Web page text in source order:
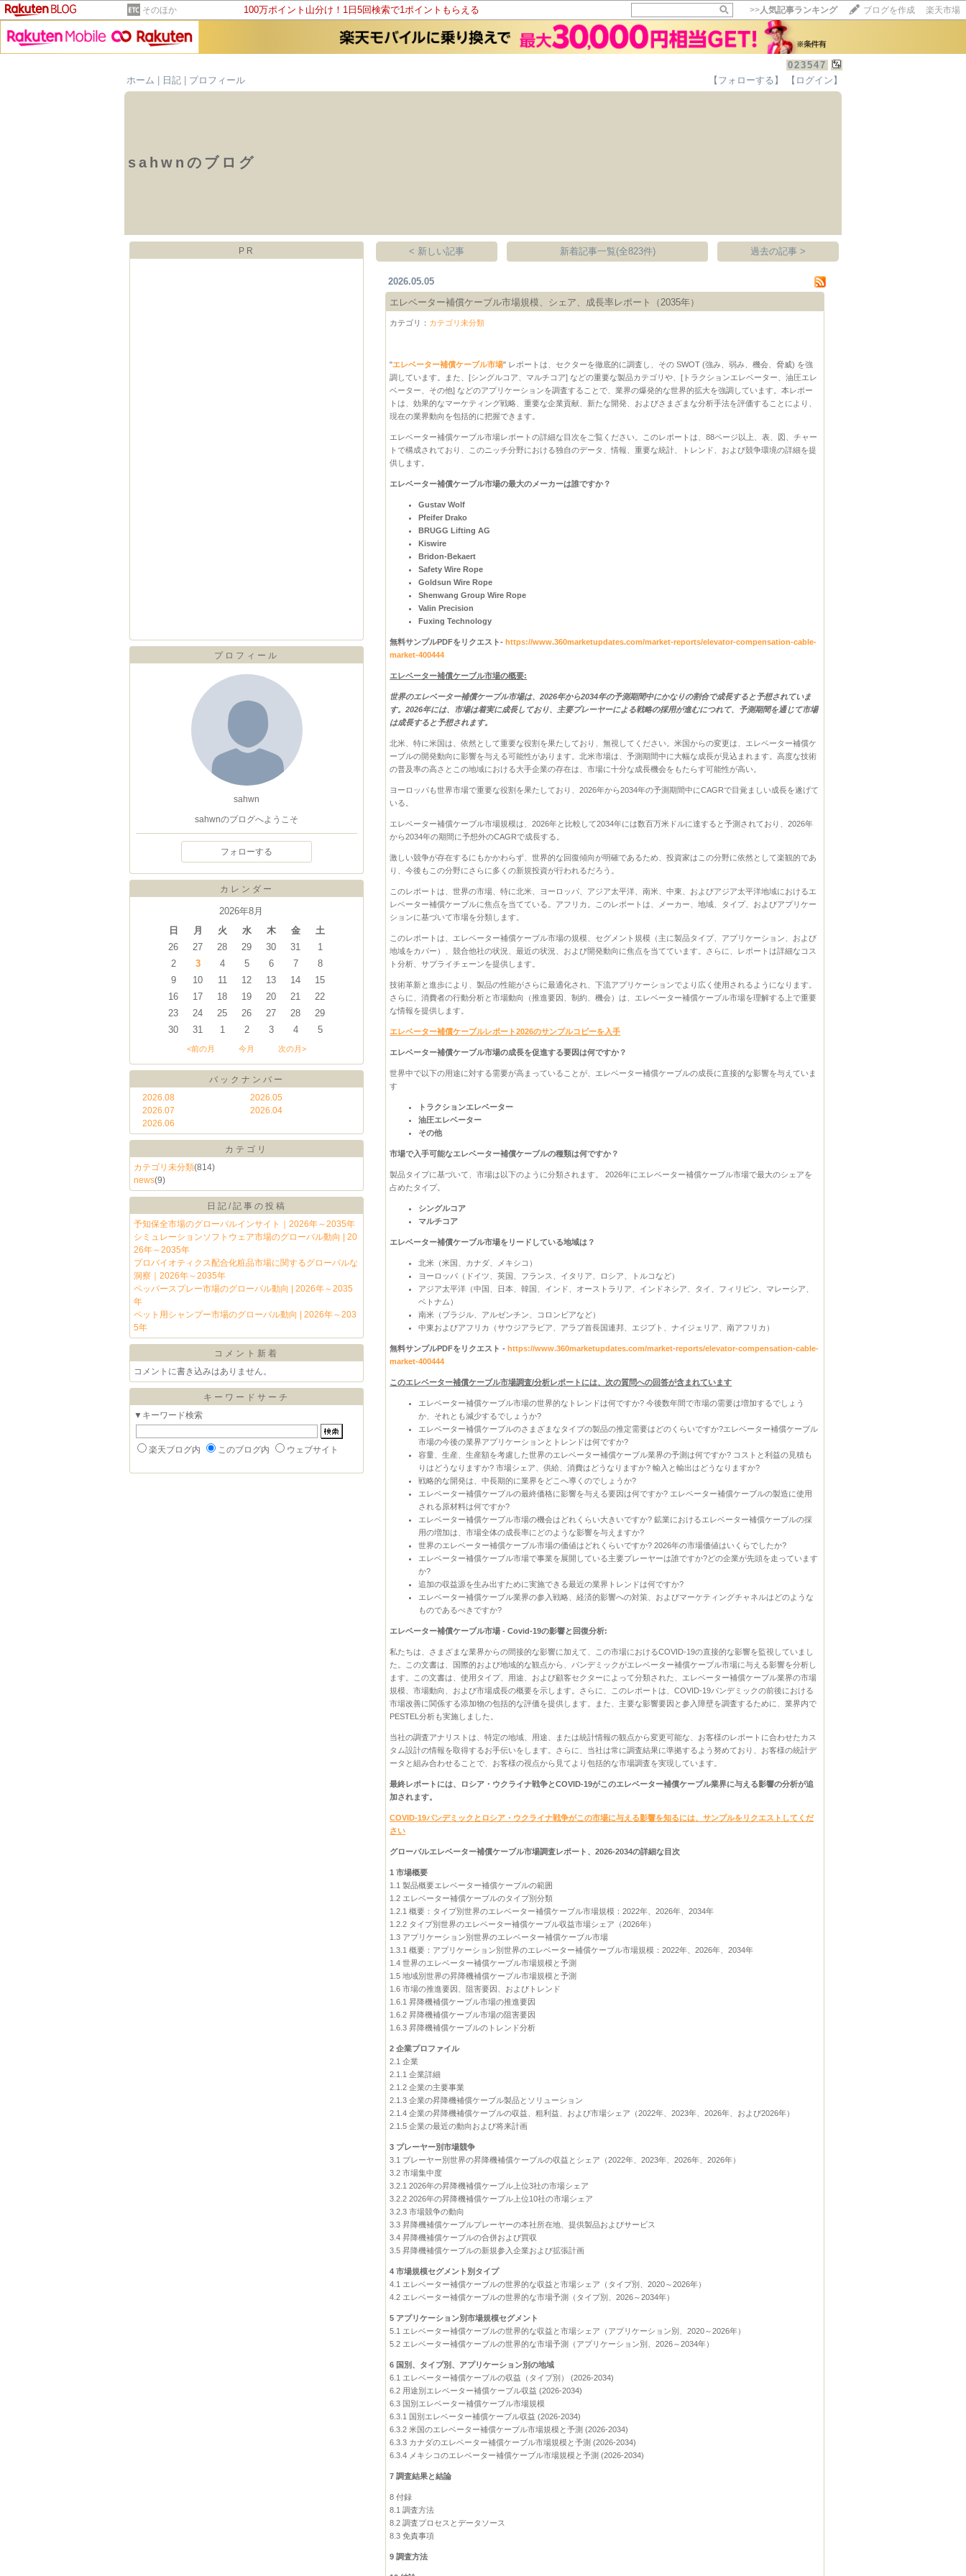
そのほか 100万ポイント山分け！1日5回検索で1ポイントもらえる >>人気記事ランキング ブログを作成 楽天市場
023547
ホーム
日記 プロフィール 【フォローする】 【ログイン】
sahwnのブログ
PR
プロフィール
sahwn
sahwnのブログへようこそ
フォローする
カレンダー
2026年8月
日
月 火 水 木 金
土
26
27 28 29 30 31
1
2
3 4 5 6 7
8
9
10 11 12 13 14
15
16
17 18 19 20 21
22
23
24 25 26 27 28
29
30
31 1 2 3 4 5
<前の月 今月 次の月>
バックナンバー
2026.08
2026.07
2026.06
2026.05
2026.04
カテゴリ
カテゴリ未分類(814)
news(9)
日記/記事の投稿
予知保全市場のグローバルインサイト｜2026年～2035年
シミュレーションソフトウェア市場のグローバル動向 | 20
26年～2035年
プロバイオティクス配合化粧品市場に関するグローバルな
洞察｜2026年～2035年
ペッパースプレー市場のグローバル動向 | 2026年～2035
年
ペット用シャンプー市場のグローバル動向 | 2026年～203
5年
コメント新着
コメントに書き込みはありません。
キーワードサーチ
▼キーワード検索
楽天ブログ内 このブログ内 ウェブサイト
< 新しい記事 新着記事一覧(全823件) 過去の記事 >
2026.05.05
エレベーター補償ケーブル市場規模、シェア、成長率レポート（2035年）
カテゴリ： カテゴリ未分類
"エレベーター補償ケーブル市場" レポートは、セクターを徹底的に調査し、その SWOT (強み、弱み、機会、脅威) を強
調しています。また、[シングルコア、マルチコア] などの重要な製品カテゴリや、[トラクションエレベーター、油圧エレ
ベーター、その他] などのアプリケーションを調査することで、業界の爆発的な世界的拡大を強調しています。本レポー
トは、効果的なマーケティング戦略、重要な企業貢献、新たな開発、およびさまざまな分析手法を評価することにより、
現在の業界動向を包括的に把握できます。
エレベーター補償ケーブル市場レポートの詳細な目次をご覧ください。このレポートは、88ページ以上、表、図、チャー
トで構成されており、このニッチ分野における独自のデータ、情報、重要な統計、トレンド、および競争環境の詳細を提
供します。
エレベーター補償ケーブル市場の最大のメーカーは誰ですか？
Gustav Wolf
Pfeifer Drako
BRUGG Lifting AG
Kiswire
Bridon-Bekaert
Safety Wire Rope
Goldsun Wire Rope
Shenwang Group Wire Rope
Valin Precision
Fuxing Technology
無料サンプルPDFをリクエスト-https://www.360marketupdates.com/market-reports/elevator-compensation-cable-
market-400444
エレベーター補償ケーブル市場の概要:
世界のエレベーター補償ケーブル市場は、2026年から2034年の予測期間中にかなりの割合で成長すると予想されていま
す。2026年には、市場は着実に成長しており、主要プレーヤーによる戦略の採用が進むにつれて、予測期間を通じて市場
は成長すると予想されます。
北米、特に米国は、依然として重要な役割を果たしており、無視してください。米国からの変更は、エレベーター補償ケ
ーブルの開発動向に影響を与える可能性があります。北米市場は、予測期間中に大幅な成長が見込まれます。高度な技術
の普及率の高さとこの地域における大手企業の存在は、市場に十分な成長機会をもたらす可能性が高い。
ヨーロッパも世界市場で重要な役割を果たしており、2026年から2034年の予測期間中にCAGRで目覚ましい成長を遂げて
いる。
エレベーター補償ケーブル市場規模は、2026年と比較して2034年には数百万米ドルに達すると予測されており、2026年
から2034年の期間に予想外のCAGRで成長する。
激しい競争が存在するにもかかわらず、世界的な回復傾向が明確であるため、投資家はこの分野に依然として楽観的であ
り、今後もこの分野にさらに多くの新規投資が行われるだろう。
このレポートは、世界の市場、特に北米、ヨーロッパ、アジア太平洋、南米、中東、およびアジア太平洋地域におけるエ
レベーター補償ケーブルに焦点を当てている。アフリカ。このレポートは、メーカー、地域、タイプ、およびアプリケー
ションに基づいて市場を分類します。
このレポートは、エレベーター補償ケーブル市場の規模、セグメント規模（主に製品タイプ、アプリケーション、および
地域をカバー）、競合他社の状況、最近の状況、および開発動向に焦点を当てています。さらに、レポートは詳細なコス
ト分析、サプライチェーンを提供します。
技術革新と進歩により、製品の性能がさらに最適化され、下流アプリケーションでより広く使用されるようになります。
さらに、消費者の行動分析と市場動向（推進要因、制約、機会）は、エレベーター補償ケーブル市場を理解する上で重要
な情報を提供します。
エレベーター補償ケーブルレポート2026のサンプルコピーを入手
エレベーター補償ケーブル市場の成長を促進する要因は何ですか？
世界中で以下の用途に対する需要が高まっていることが、エレベーター補償ケーブルの成長に直接的な影響を与えていま
す
トラクションエレベーター
油圧エレベーター
その他
市場で入手可能なエレベーター補償ケーブルの種類は何ですか？
製品タイプに基づいて、市場は以下のように分類されます。 2026年にエレベーター補償ケーブル市場で最大のシェアを
占めたタイプ。
シングルコア
マルチコア
エレベーター補償ケーブル市場をリードしている地域は？
北米（米国、カナダ、メキシコ）
ヨーロッパ（ドイツ、英国、フランス、イタリア、ロシア、トルコなど）
アジア太平洋（中国、日本、韓国、インド、オーストラリア、インドネシア、タイ、フィリピン、マレーシア、
ベトナム）
南米（ブラジル、アルゼンチン、コロンビアなど）
中東およびアフリカ（サウジアラビア、アラブ首長国連邦、エジプト、ナイジェリア、南アフリカ）
無料サンプルPDFをリクエスト -https://www.360marketupdates.com/market-reports/elevator-compensation-cable-
market-400444
このエレベーター補償ケーブル市場調査/分析レポートには、次の質問への回答が含まれています
エレベーター補償ケーブル市場の世界的なトレンドは何ですか? 今後数年間で市場の需要は増加するでしょう
か、それとも減少するでしょうか?
エレベーター補償ケーブルのさまざまなタイプの製品の推定需要はどのくらいですか?エレベーター補償ケーブル
市場の今後の業界アプリケーションとトレンドは何ですか?
容量、生産、生産額を考慮した世界のエレベーター補償ケーブル業界の予測は何ですか? コストと利益の見積も
りはどうなりますか? 市場シェア、供給、消費はどうなりますか? 輸入と輸出はどうなりますか?
戦略的な開発は、中長期的に業界をどこへ導くのでしょうか?
エレベーター補償ケーブルの最終価格に影響を与える要因は何ですか? エレベーター補償ケーブルの製造に使用
される原材料は何ですか?
エレベーター補償ケーブル市場の機会はどれくらい大きいですか? 鉱業におけるエレベーター補償ケーブルの採
用の増加は、市場全体の成長率にどのような影響を与えますか?
世界のエレベーター補償ケーブル市場の価値はどれくらいですか? 2026年の市場価値はいくらでしたか?
エレベーター補償ケーブル市場で事業を展開している主要プレーヤーは誰ですか?どの企業が先頭を走っています
か?
追加の収益源を生み出すために実施できる最近の業界トレンドは何ですか?
エレベーター補償ケーブル業界の参入戦略、経済的影響への対策、およびマーケティングチャネルはどのような
ものであるべきですか?
エレベーター補償ケーブル市場 - Covid-19の影響と回復分析:
私たちは、さまざまな業界からの間接的な影響に加えて、この市場におけるCOVID-19の直接的な影響を監視していまし
た。この文書は、国際的および地域的な観点から、パンデミックがエレベーター補償ケーブル市場に与える影響を分析し
ます。この文書は、使用タイプ、用途、および顧客セクターによって分類された、エレベーター補償ケーブル業界の市場
規模、市場動向、および市場成長の概要を示します。さらに、このレポートは、COVID-19パンデミックの前後における
市場改善に関係する添加物の包括的な評価を提供します。また、主要な影響要因と参入障壁を調査するために、業界内で
PESTEL分析も実施しました。
当社の調査アナリストは、特定の地域、用途、または統計情報の観点から変更可能な、お客様のレポートに合わせたカス
タム設計の情報を取得するお手伝いをします。さらに、当社は常に調査結果に準拠するよう努めており、お客様の統計デ
ータと組み合わせることで、お客様の視点から見てより包括的な市場調査を実現しています。
最終レポートには、ロシア・ウクライナ戦争とCOVID-19がこのエレベーター補償ケーブル業界に与える影響の分析が追
加されます。
COVID-19パンデミックとロシア・ウクライナ戦争がこの市場に与える影響を知るには、サンプルをリクエストしてくだ
さい
グローバルエレベーター補償ケーブル市場調査レポート、2026-2034の詳細な目次
1 市場概要
1.1 製品概要エレベーター補償ケーブルの範囲
1.2 エレベーター補償ケーブルのタイプ別分類
1.2.1 概要：タイプ別世界のエレベーター補償ケーブル市場規模：2022年、2026年、2034年
1.2.2 タイプ別世界のエレベーター補償ケーブル収益市場シェア（2026年）
1.3 アプリケーション別世界のエレベーター補償ケーブル市場
1.3.1 概要：アプリケーション別世界のエレベーター補償ケーブル市場規模：2022年、2026年、2034年
1.4 世界のエレベーター補償ケーブル市場規模と予測
1.5 地域別世界の昇降機補償ケーブル市場規模と予測
1.6 市場の推進要因、阻害要因、およびトレンド
1.6.1 昇降機補償ケーブル市場の推進要因
1.6.2 昇降機補償ケーブル市場の阻害要因
1.6.3 昇降機補償ケーブルのトレンド分析
2 企業プロファイル
2.1 企業
2.1.1 企業詳細
2.1.2 企業の主要事業
2.1.3 企業の昇降機補償ケーブル製品とソリューション
2.1.4 企業の昇降機補償ケーブルの収益、粗利益、および市場シェア（2022年、2023年、2026年、および2026年）
2.1.5 企業の最近の動向および将来計画
3 プレーヤー別市場競争
3.1 プレーヤー別世界の昇降機補償ケーブルの収益とシェア（2022年、2023年、2026年、2026年）
3.2 市場集中度
3.2.1 2026年の昇降機補償ケーブル上位3社の市場シェア
3.2.2 2026年の昇降機補償ケーブル上位10社の市場シェア
3.2.3 市場競争の動向
3.3 昇降機補償ケーブルプレーヤーの本社所在地、提供製品およびサービス
3.4 昇降機補償ケーブルの合併および買収
3.5 昇降機補償ケーブルの新規参入企業および拡張計画
4 市場規模セグメント別タイプ
4.1 エレベーター補償ケーブルの世界的な収益と市場シェア（タイプ別、2020～2026年）
4.2 エレベーター補償ケーブルの世界的な市場予測（タイプ別、2026～2034年）
5 アプリケーション別市場規模セグメント
5.1 エレベーター補償ケーブルの世界的な収益と市場シェア（アプリケーション別、2020～2026年）
5.2 エレベーター補償ケーブルの世界的な市場予測（アプリケーション別、2026～2034年）
6 国別、タイプ別、アプリケーション別の地域
6.1 エレベーター補償ケーブルの収益（タイプ別） (2026-2034)
6.2 用途別エレベーター補償ケーブル収益 (2026-2034)
6.3 国別エレベーター補償ケーブル市場規模
6.3.1 国別エレベーター補償ケーブル収益 (2026-2034)
6.3.2 米国のエレベーター補償ケーブル市場規模と予測 (2026-2034)
6.3.3 カナダのエレベーター補償ケーブル市場規模と予測 (2026-2034)
6.3.4 メキシコのエレベーター補償ケーブル市場規模と予測 (2026-2034)
7 調査結果と結論
8 付録
8.1 調査方法
8.2 調査プロセスとデータソース
8.3 免責事項
9 調査方法